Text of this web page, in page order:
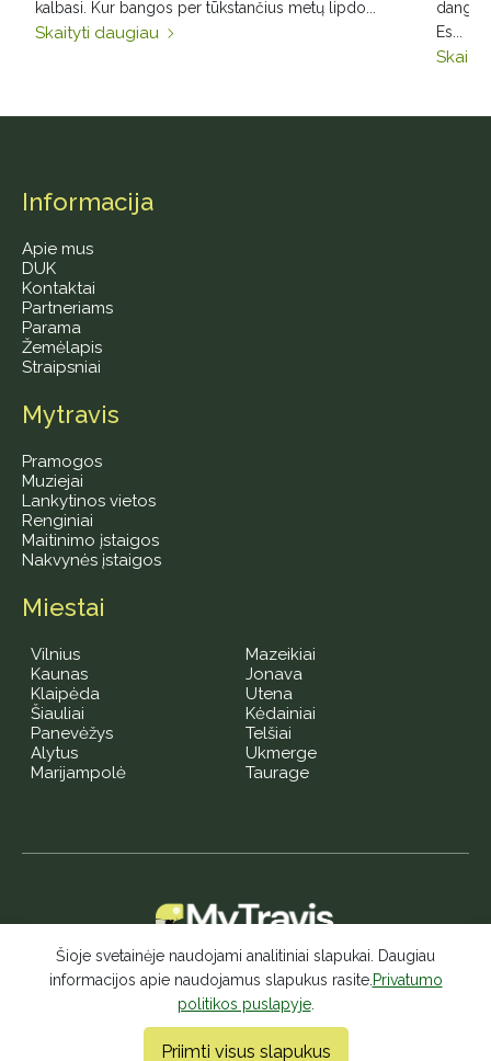
kalbasi. Kur bangos per tūkstančius metų lipdo...
Skaityti daugiau
Es...
Informacija
Apie mus
DUK
Kontaktai
Partneriams
Parama
Žemėlapis
Straipsniai
Mytravis
Pramogos
Muziejai
Lankytinos vietos
Renginiai
Maitinimo įstaigos
Nakvynės įstaigos
Miestai
Vilnius
Kaunas
Klaipėda
Šiauliai
Panevėžys
Alytus
Marijampolė
Mazeikiai
Jonava
Utena
Kėdainiai
Telšiai
Ukmerge
Taurage
Gyvenimas, kupinas kelionių – geros nuotaikos šaltinis!
© 2026 MyTravis - Visos teisės saugomos |
Šioje svetainėje naudojami analitiniai slapukai. Daugiau
informacijos apie naudojamus slapukus rasite. Privatumo
politikos puslapyje.
Priimti visus slapukus